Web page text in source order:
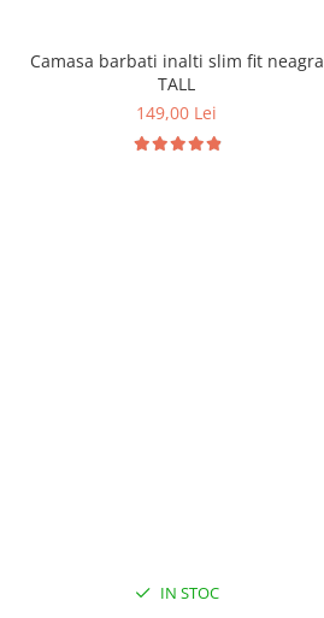
Camasa barbati inalti slim fit neagra
TALL
149,00 Lei
IN STOC